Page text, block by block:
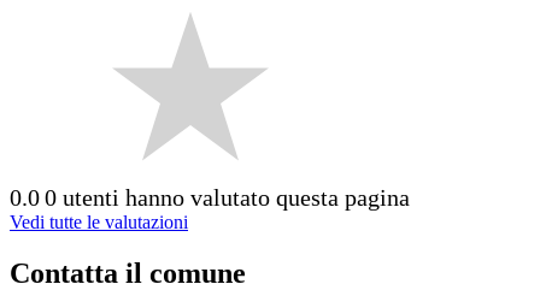
0.00 utenti hanno valutato questa pagina
Vedi tutte le valutazioni
Contatta il comune